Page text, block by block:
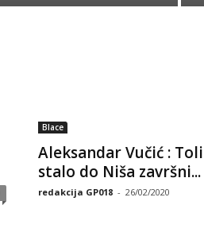
Blace
Aleksandar Vučić :
stalo do Niša završni...
redakcija GP018 - 26/02/2020